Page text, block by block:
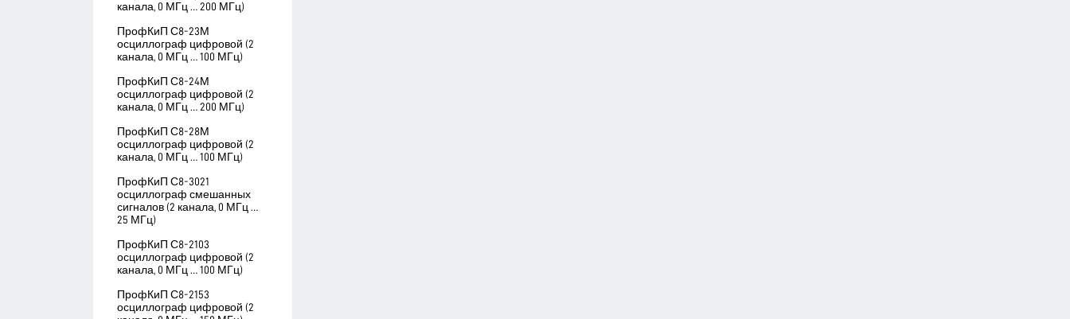
канала, 0 МГц … 200 МГц)
ПрофКиП С8-23М
осциллограф цифровой (2
канала, 0 МГц … 100 МГц)
ПрофКиП С8-24М
осциллограф цифровой (2
канала, 0 МГц … 200 МГц)
ПрофКиП С8-28М
осциллограф цифровой (2
канала, 0 МГц … 100 МГц)
ПрофКиП С8-3021
осциллограф смешанных
сигналов (2 канала, 0 МГц …
25 МГц)
ПрофКиП С8-2103
осциллограф цифровой (2
канала, 0 МГц … 100 МГц)
ПрофКиП С8-2153
осциллограф цифровой (2